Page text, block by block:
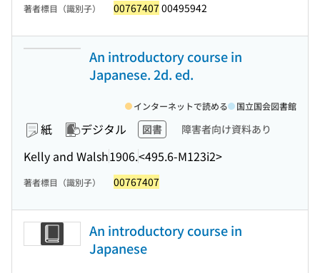
著者標目（識別子） 00767407 00495942
An introductory course in
Japanese. 2d. ed.
紙 デジタル 図書 障害者向け資料あり
Kelly and Walsh1906.<495.6-M123i2>
インターネットで読める 国立国会図書館
著者標目（識別子） 00767407
An introductory course in
Japanese